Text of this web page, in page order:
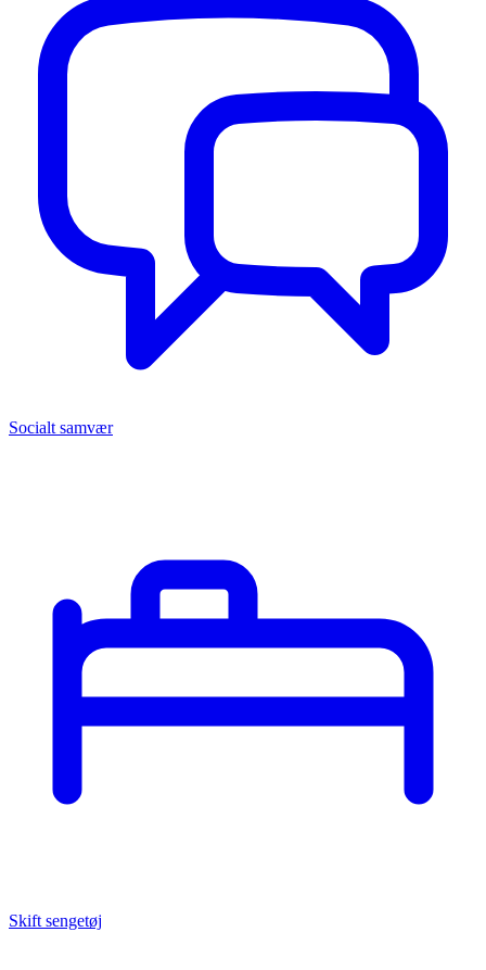
Socialt samvær
Skift sengetøj